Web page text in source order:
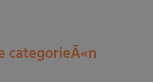
categorieÃ«n